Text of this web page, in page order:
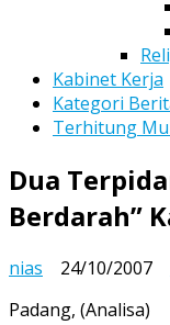
Kabinet Kerja
Kategori
Terhitung
Dua
Berdarah”
nias 24/10/2007
Padang, (Analisa)